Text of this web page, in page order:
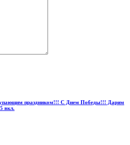
праздником!!! С Днем Победы!!! Дарим
вкл.